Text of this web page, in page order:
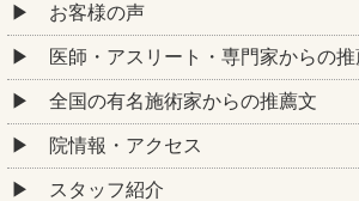
お客様の声
医師・アスリート・専門家からの推
全国の有名施術家からの推薦文
院情報・アクセス
スタッフ紹介